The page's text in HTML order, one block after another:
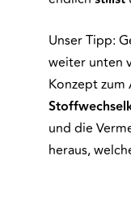
Unser Tipp:
weiter unten
Konzept zum
und die
heraus,